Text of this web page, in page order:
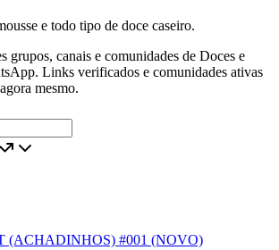
e todo tipo de doce caseiro.
grupos, canais e comunidades de Doces e
Links verificados e comunidades ativas
mesmo.
(ACHADINHOS) #001 (NOVO)